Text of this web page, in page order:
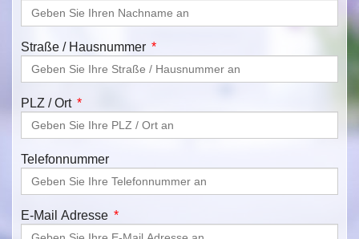
Straße / Hausnummer
PLZ / Ort
Telefonnummer
E-Mail Adresse